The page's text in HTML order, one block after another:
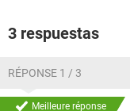
3 respuestas
RÉPONSE 1 / 3
Meilleure réponse